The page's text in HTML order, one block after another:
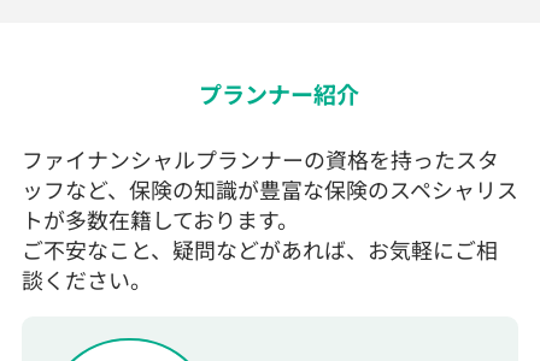
プランナー紹介
ファイナンシャルプランナーの資格を持ったスタ
ッフなど、保険の知識が豊富な保険のスペシャリス
トが多数在籍しております。
ご不安なこと、疑問などがあれば、お気軽にご相
談ください。